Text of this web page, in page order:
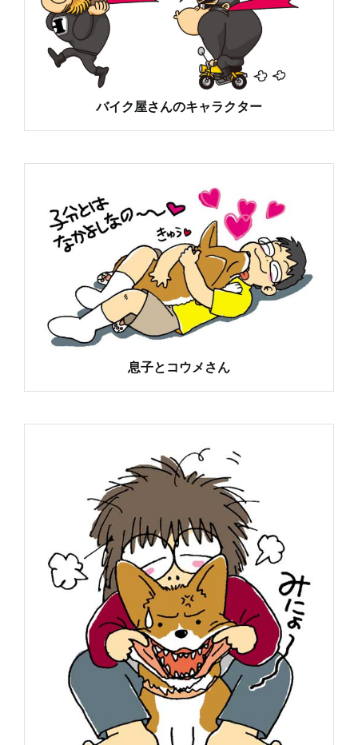
バイク屋さんのキャラクター
息子とコウメさん